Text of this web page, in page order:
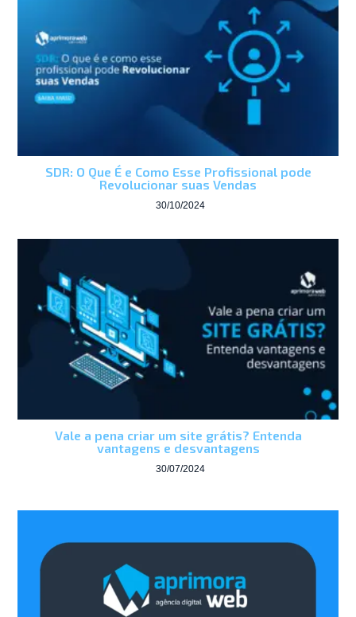
SDR: O Que É e Como Esse Profissional pode
Revolucionar suas Vendas
30/10/2024
Vale a pena criar um site grátis? Entenda
vantagens e desvantagens
30/07/2024